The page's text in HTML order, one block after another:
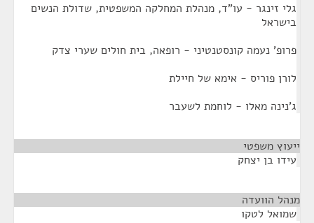
גלי זינגר - עו"ד, מנהלת המחלקה המשפטית, שדולת הנשים
בישראל
פרופ' נעמה קונסטנטיני - רופאה, בית חולים שערי צדק
לורן פוריס - אימא של חיילת
ג'נינה מאלו - לוחמת לשעבר
ייעוץ משפטי
עידו בן יצחק
מנהל הוועדה
שמואל לטקו